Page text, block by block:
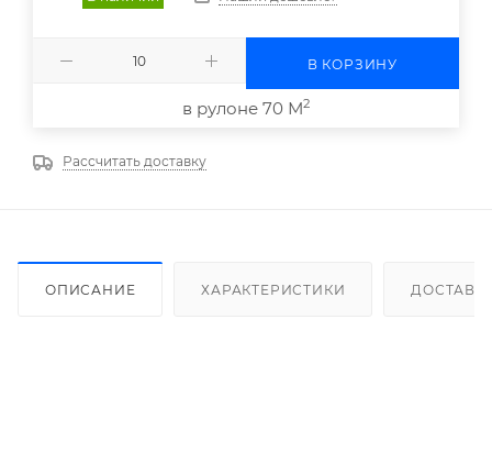
В КОРЗИНУ
в рулоне 70 М2
Рассчитать доставку
ОПИСАНИЕ ХАРАКТЕРИСТИКИ